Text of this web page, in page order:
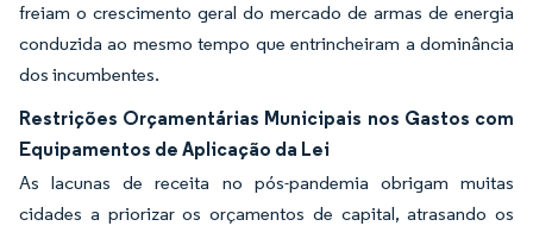
freiam o crescimento geral do mercado de armas de energia
conduzida ao mesmo tempo que entrincheiram a dominância
dos incumbentes.
Restrições Orçamentárias Municipais nos Gastos com
Equipamentos de Aplicação da Lei
As lacunas de receita no pós-pandemia obrigam muitas
cidades a priorizar os orçamentos de capital, atrasando os